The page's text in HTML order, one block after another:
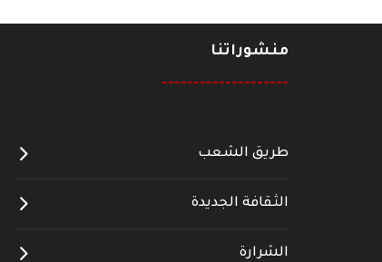
منشوراتنا
--------------------
طريق الشعب
الثقافة الجديدة
الشرارة